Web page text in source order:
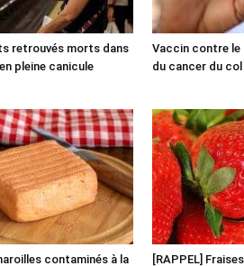
retrouvés morts dans
pleine canicule
Vaccin contre le
du cancer du col
contaminés à la
[RAPPEL]